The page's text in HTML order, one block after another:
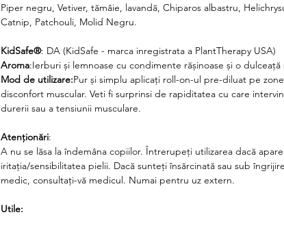
Piper negru, Vetiver, tămâie, lavandă, Chiparos albastru,
Catnip, Patchouli, Molid Negru.
KidSafe®: DA (KidSafe - marca inregistrata a PlantTherapy USA)
Aroma:Ierburi și lemnoase cu condimente rășinoase și o dulceață
Mod de utilizare:Pur și simplu aplicați roll-on-ul pre-diluat pe
disconfort muscular. Veti fi surprinsi de rapiditatea cu care
durerii sau a tensiunii musculare.
Atenționări:
A nu se lăsa la îndemâna copiilor. Întrerupeți utilizarea dacă apare
iritația/sensibilitatea pielii. Dacă sunteți însărcinată sau sub
medic, consultați-vă medicul. Numai pentru uz extern.
Utile: